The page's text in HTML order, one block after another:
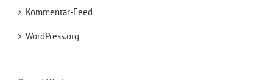
Kommentar-Feed
WordPress.org